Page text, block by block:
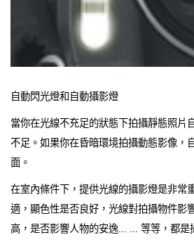
自動閃光燈和自動攝影燈
當你在光線不充足的狀態下拍攝靜態照片
不足。如果你在昏暗環境拍攝動態影像，
面。
在室內條件下，提供光線的攝影燈是非常
適，顯色性是否良好，光線對拍攝物件影
高，是否影響人物的安逸... ... 等等，都是